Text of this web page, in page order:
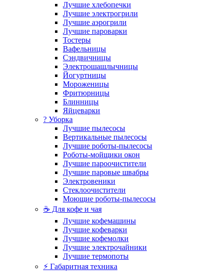
Лучшие хлебопечки
Лучшие электрогрили
Лучшие аэрогрили
Лучшие пароварки
Тостеры
Вафельницы
Сэндвичницы
Электрошашлычницы
Йогуртницы
Мороженицы
Фритюрницы
Блинницы
Яйцеварки
? Уборка
Лучшие пылесосы
Вертикальные пылесосы
Лучшие роботы-пылесосы
Роботы-мойщики окон
Лучшие пароочистители
Лучшие паровые швабры
Электровеники
Стеклоочистители
Моющие роботы-пылесосы
☕ Для кофе и чая
Лучшие кофемашины
Лучшие кофеварки
Лучшие кофемолки
Лучшие электрочайники
Лучшие термопоты
⚡ Габаритная техника